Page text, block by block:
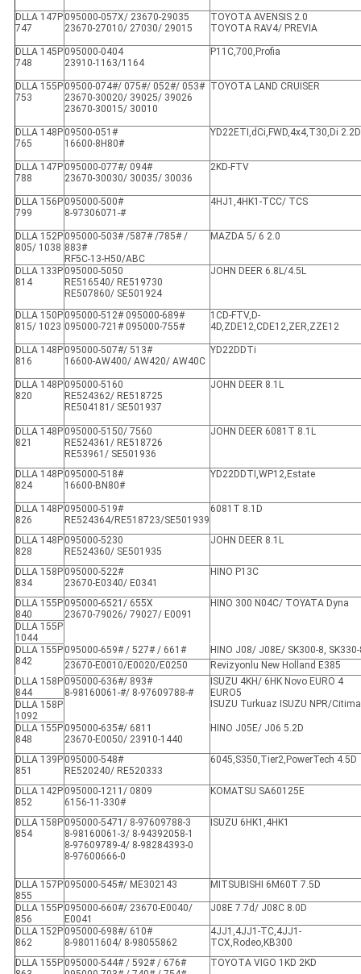
DLLA 147P
747
095000-057X/ 23670-29035
23670-27010/ 27030/ 29015
TOYOTA AVENSIS 2.0
TOYOTA RAV4/ PREVIA
DLLA 145P
748
095000-0404
23910-1163/1164
P11C,700,Profia
DLLA 155P
753
09500-074#/ 075#/ 052#/ 053#
23670-30020/ 39025/ 39026
23670-30015/ 30010
TOYOTA LAND CRUISER
DLLA 148P
765
09500-051#
16600-8H80#
YD22ETI,dCi,FWD,4x4,T30,Di 2.2D
DLLA 147P
788
095000-077#/ 094#
23670-30030/ 30035/ 30036
2KD-FTV
DLLA 156P
799
095000-500#
8-97306071-#
4HJ1,4HK1-TCC/ TCS
DLLA 152P
805/ 1038
095000-503# /587# /785# /
883#
RF5C-13-H50/ABC
MAZDA 5/ 6 2.0
DLLA 133P
814
095000-5050
RE516540/ RE519730
RE507860/ SE501924
JOHN DEER 6.8L/4.5L
DLLA 150P
815/ 1023
095000-512# 095000-689#
095000-721# 095000-755#
1CD-FTV,D-
4D,ZDE12,CDE12,ZER,ZZE12
DLLA 148P
816
095000-507#/ 513#
16600-AW400/ AW420/ AW40C
YD22DDTi
DLLA 148P
820
095000-5160
RE524362/ RE518725
RE504181/ SE501937
JOHN DEER 8.1L
DLLA 148P
821
095000-5150/ 7560
RE524361/ RE518726
RE53961/ SE501936
JOHN DEER 6081T 8.1L
DLLA 148P
824
095000-518#
16600-BN80#
YD22DDTI,WP12,Estate
DLLA 148P
826
095000-519#
RE524364/RE518723/SE501939
6081T 8.1D
DLLA 148P
828
095000-5230
RE524360/ SE501935
JOHN DEER 8.1L
DLLA 158P
834
095000-522#
23670-E0340/ E0341
HINO P13C
DLLA 155P
840
095000-6521/ 655X
23670-79026/ 79027/ E0091
HINO 300 N04C/ TOYATA Dyna
DLLA 155P
1044
DLLA 155P
842
095000-659# / 527# / 661#
HINO J08/ J08E/ SK300-8,
23670-E0010/E0020/E0250
Revizyonlu New Holland E385
DLLA 158P
844
095000-636#/ 893#
8-98160061-#/ 8-97609788-#
ISUZU 4KH/ 6HK Novo EURO 4
EURO5
ISUZU Turkuaz ISUZU NPR/
DLLA 158P
1092
DLLA 155P
848
095000-635#/ 6811
23670-E0050/ 23910-1440
HINO J05E/ J06 5.2D
DLLA 139P
851
095000-548#
RE520240/ RE520333
6045,S350,Tier2,PowerTech 4.5D
DLLA 142P
852
095000-1211/ 0809
6156-11-330#
KOMATSU SA60125E
DLLA 158P
854
095000-5471/ 8-97609788-3
8-98160061-3/ 8-94392058-1
8-97609789-4/ 8-98284393-0
8-97600666-0
ISUZU 6HK1,4HK1
DLLA 157P
855
095000-545#/ ME302143 MITSUBISHI 6M60T 7.5D
DLLA 155P
856
095000-660#/ 23670-E0040/
E0041
J08E 7.7d/ J08C 8.0D
DLLA 152P
862
095000-698#/ 610#
8-98011604/ 8-98055862
4JJ1,4JJ1-TC,4JJ1-
TCX,Rodeo,KB300
DLLA 155P 095000-544# / 592# / 676#
TOYOTA VIGO 1KD 2KD